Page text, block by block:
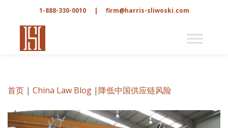
1-888-330-0010 | firm@harris-sliwoski.com
首页 | China Law Blog |降低中国供应链风险